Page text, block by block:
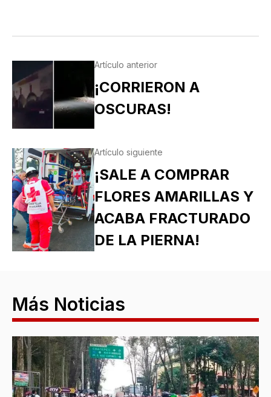
Artículo anterior
¡CORRIERON A
OSCURAS!
Artículo siguiente
¡SALE A COMPRAR
FLORES AMARILLAS Y
ACABA FRACTURADO
DE LA PIERNA!
Más Noticias